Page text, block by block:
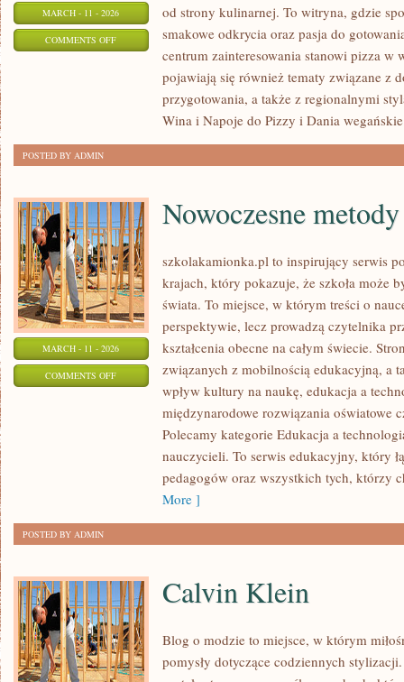
MARCH - 11 - 2026
COMMENTS OFFON
od strony kulinarnej. To witryna, gdzie
smakowe odkrycia oraz pasja do
centrum zainteresowania stanowi pizza w
pojawiają się również tematy związane z
przygotowania, a także z regionalnymi
Wina i Napoje do Pizzy i Dania
POSTED BY ADMIN
MARCH - 11 - 2026
COMMENTS OFFON
NOWOCZESNE
NAUCZANIA
Nowoczesne
szkolakamionka.pl to inspirujący serwis
krajach, który pokazuje, że szkoła może
świata. To miejsce, w którym treści o
perspektywie, lecz prowadzą czytelnika
kształcenia obecne na całym świecie.
związanych z mobilnością edukacyjną, a
wpływ kultury na naukę, edukacja a
międzynarodowe rozwiązania oświatowe
Polecamy kategorie Edukacja a
nauczycieli. To serwis edukacyjny, który
pedagogów oraz wszystkich tych, którzy
More ]
POSTED BY ADMIN
Calvin Klein
Blog o modzie to miejsce, w którym
pomysły dotyczące codziennych